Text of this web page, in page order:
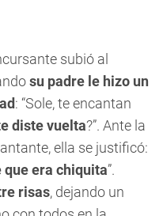
subió al
su padre le hizo un
: “Sole, te encantan
diste vuelta?”. Ante la
ella se justificó:
que era chiquita”.
risas, dejando un